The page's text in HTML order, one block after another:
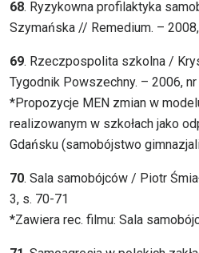
68. Ryzykowna profilaktyka
Szymańska // Remedium. –
69. Rzeczpospolita szkolna /
Tygodnik Powszechny. – 2006, nr
*Propozycje MEN zmian w
realizowanym w szkołach jako
Gdańsku (samobójstwo
70. Sala samobójców / Piotr
3, s. 70-71
*Zawiera rec. filmu: Sala